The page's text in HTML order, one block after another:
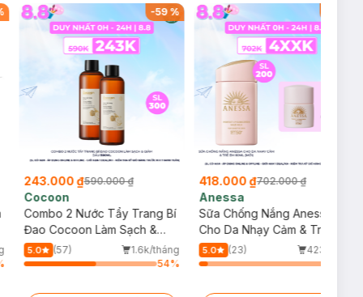
-59%
243.000 ₫590.000 ₫
Cocoon
Combo 2 Nước Tẩy Trang Bí
Đao Cocoon Làm Sạch &
Giảm Dầu 500ml
5.0 (57)
1.6k/tháng
54%
418.000 ₫702.000 ₫
Anessa
Sữa Chống Nắng Anessa
Cho Da Nhạy Cảm & Trẻ Em
60ml (Mới)
5.0 (23)
423/tháng